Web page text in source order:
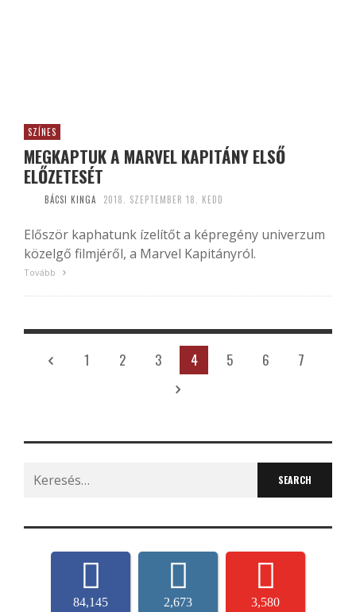
SZÍNES
MEGKAPTUK A MARVEL KAPITÁNY ELSŐ
ELŐZETESÉT
BÁCSI KINGA 2018. SZEPTEMBER 18. KEDD
Először kaphatunk ízelítőt a képregény univerzum
közelgő filmjéről, a Marvel Kapitányról.
Tovább
1 2 3 4 5 6 7
Search
for:
84,145 2,673 3,580